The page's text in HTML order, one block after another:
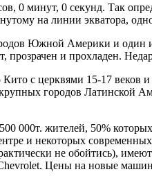
0 минут, 0 секунд. Так
на линии экватора,
Южной Америки и один
прозрачен и прохладен.
с церквями 15-17
городов Латинской
000т. жителей, 50%
и некоторых
не обойтись),
Цены на новые